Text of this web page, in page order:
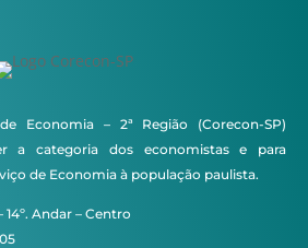
Economia – 2ª Região (Corecon-SP)
a categoria dos economistas e para
de Economia à população paulista.
Andar – Centro